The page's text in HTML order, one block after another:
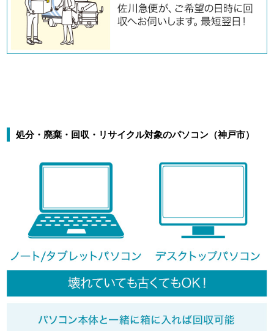
処分・廃棄・回収・リサイクル対象のパソコン（神戸市）